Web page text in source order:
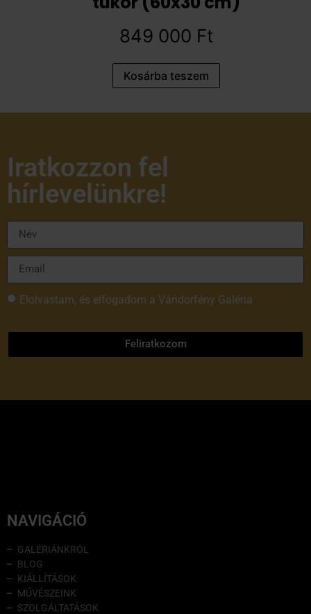
849 000 Ft
Kosárba teszem
Iratkozzon fel
hírlevelünkre!
Elolvastam, és elfogadom a Vándorfény Galéria
Feliratkozom
NAVIGÁCIÓ
GALÉRIÁNKRÓL
BLOG
KIÁLLÍTÁSOK
MŰVÉSZEINK
SZOLGÁLTATÁSOK